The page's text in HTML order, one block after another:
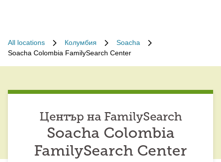
All locations Колумбия
Soacha
Soacha Colombia FamilySearch Center
Център на FamilySearch
Soacha Colombia
FamilySearch Center